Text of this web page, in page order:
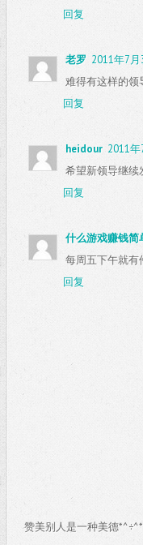
回复
老罗 2011年7月
难得有这样的领
回复
heidour 2011年
希望新领导继续
回复
什么游戏赚钱简
每周五下午就有
回复
赞美别人是一种美德*^÷^*